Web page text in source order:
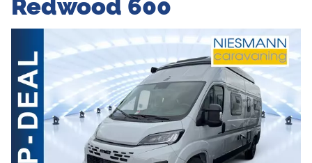
Redwood 600